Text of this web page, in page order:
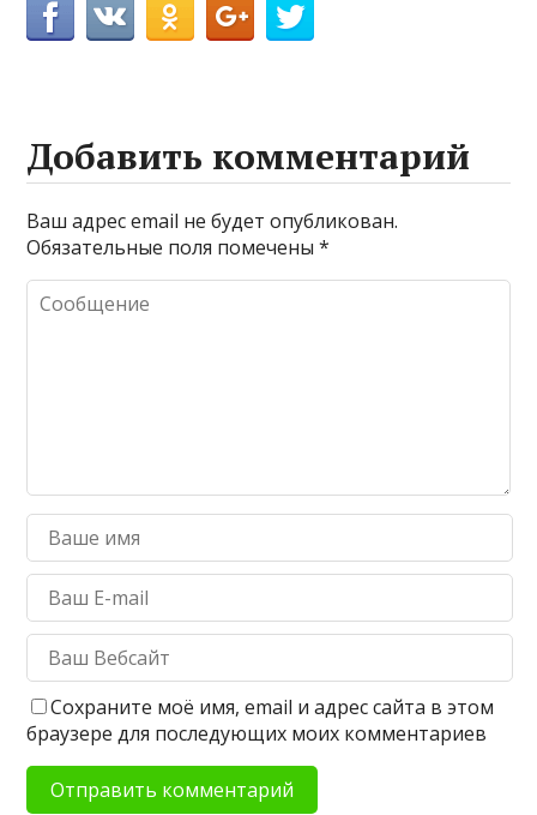
Добавить комментарий
Ваш адрес email не будет опубликован.
Обязательные поля помечены*
Сохраните моё имя, email и адрес сайта в этом
браузере для последующих моих комментариев